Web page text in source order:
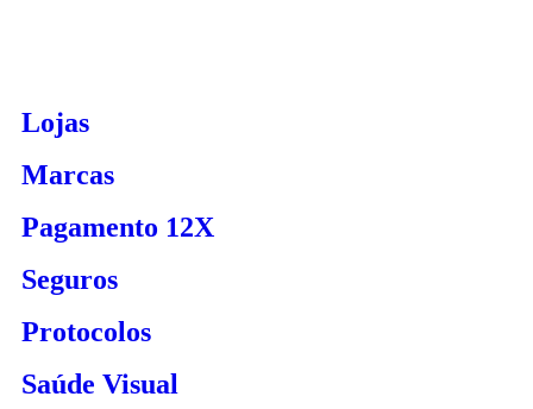
Lojas
Marcas
Pagamento 12X
Seguros
Protocolos
Saúde Visual